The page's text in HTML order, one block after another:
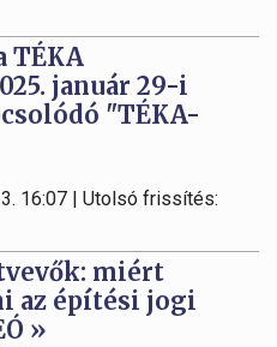
TÉKA
január 29-i
"TÉKA-
16:07 | Utolsó frissítés:
miért
az építési jogi
»